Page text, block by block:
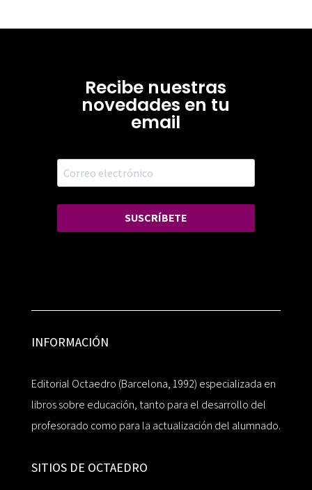
Recibe nuestras
novedades en tu
email
SUSCRÍBETE
INFORMACIÓN
Editorial Octaedro (Barcelona, 1992) especializada en
libros sobre educación, tanto para el desarrollo del
profesorado como para la actualización del alumnado.
SITIOS DE OCTAEDRO